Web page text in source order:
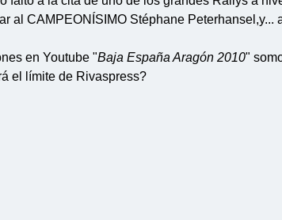
al CAMPEONÍSIMO Stéphane Peterhansel ,y...
en Youtube "Baja España Aragón 2010"
el límite de Rivaspress?